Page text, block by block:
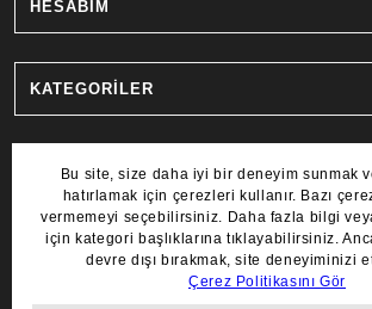
HESABIM
KATEGORİLER
MARKALAR